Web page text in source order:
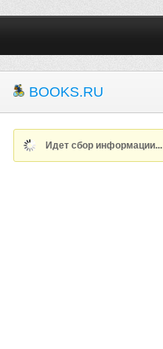
BOOKS.RU
Идет сбор